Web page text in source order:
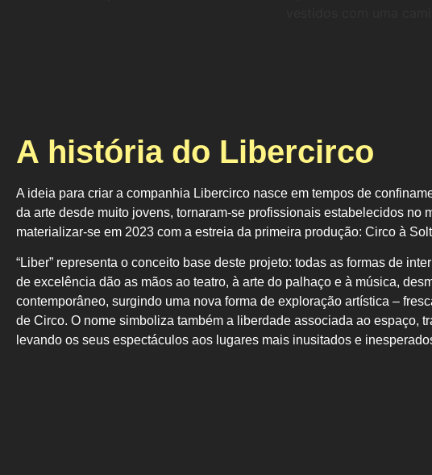
A história do Libercirco
A ideia para criar a companhia Libercirco nasce em tempos de
da arte desde muito jovens, tornaram-se profissionais estabelecidos no
materializar-se em 2023 com a estreia da primeira produção: Circo à
“Liber” representa o conceito base deste projeto: todas as formas de
de excelência dão as mãos ao teatro, à arte do palhaço e à música,
contemporâneo, surgindo uma nova forma de exploração artística –
de Circo. O nome simboliza também a liberdade associada ao espaço,
levando os seus espectáculos aos lugares mais inusitados e